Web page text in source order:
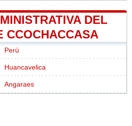
DEL
CCOCHACCASA
Perú
Huancavelica
Angaraes